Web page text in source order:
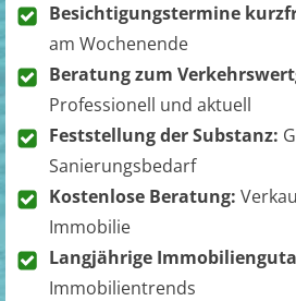
Besichtigungstermine
am Wochenende
Beratung zum
Professionell und aktuell
Feststellung der Substanz:
Sanierungsbedarf
Kostenlose Beratung:
Immobilie
Langjährige
Immobilientrends